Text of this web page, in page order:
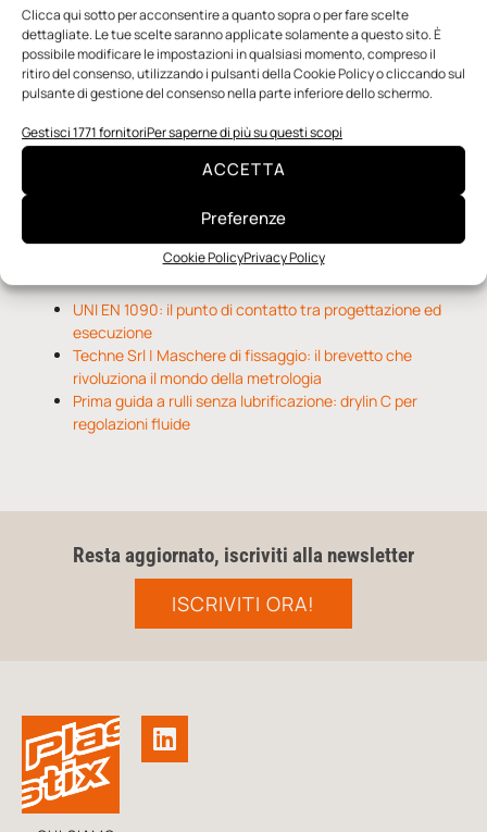
Clicca qui sotto per acconsentire a quanto sopra o per fare scelte
dettagliate. Le tue scelte saranno applicate solamente a questo sito. È
possibile modificare le impostazioni in qualsiasi momento, compreso il
ritiro del consenso, utilizzando i pulsanti della Cookie Policy o cliccando sul
pulsante di gestione del consenso nella parte inferiore dello schermo.
Gestisci 1771 fornitoriPer saperne di più su questi scopi
ACCETTA
Preferenze
Cookie PolicyPrivacy Policy
n.5 - Giugno 2026 n.4 - Maggio 2026 n.3 - Aprile 2026
Edicola Web
Applicazioni della fluidodinamica computazionale (CFD)
Notizie da Il Progettista Industriale
UNI EN 1090: il punto di contatto tra progettazione ed
esecuzione
Techne Srl | Maschere di fissaggio: il brevetto che
rivoluziona il mondo della metrologia
Prima guida a rulli senza lubrificazione: drylin C per
regolazioni fluide
Resta aggiornato, iscriviti alla newsletter
ISCRIVITI ORA!